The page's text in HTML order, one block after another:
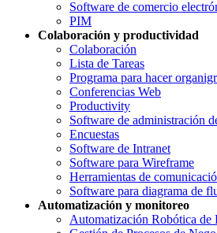
Software de comercio
PIM
Colaboración y productividad
Colaboración
Lista de Tareas
Programa para hacer
Conferencias Web
Productivity
Software de administración
Encuestas
Software de Intranet
Software para Wireframe
Herramientas de
Software para diagrama de
Automatización y monitoreo
Automatización Robótica de